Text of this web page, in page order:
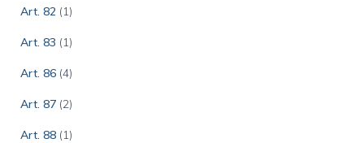
Art. 82 (1)
Art. 83 (1)
Art. 86 (4)
Art. 87 (2)
Art. 88 (1)